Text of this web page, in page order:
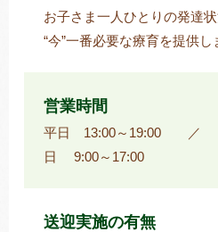
お子さま一人ひとりの発達
“今”一番必要な療育を提供し
営業時間
平日 13:00～19:00 ／
日 9:00～17:00
送迎実施の有無